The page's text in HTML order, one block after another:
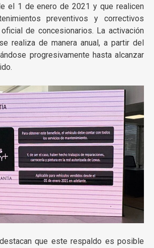
el 1 de enero de 2021 y que realicen
preventivos y correctivos
de concesionarios. La activación
realiza de manera anual, a partir del
progresivamente hasta alcanzar
que este respaldo es posible